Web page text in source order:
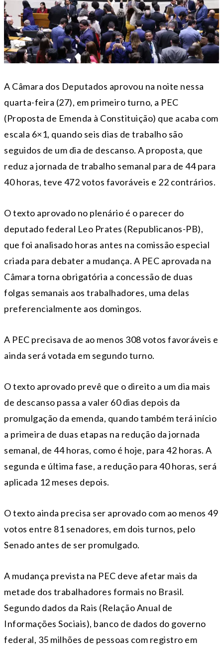
A Câmara dos Deputados aprovou na noite nessa
quarta-feira (27), em primeiro turno, a PEC
(Proposta de Emenda à Constituição) que acaba com
escala 6×1, quando seis dias de trabalho são
seguidos de um dia de descanso. A proposta, que
reduz a jornada de trabalho semanal para de 44 para
40 horas, teve 472 votos favoráveis e 22 contrários.
O texto aprovado no plenário é o parecer do
deputado federal Leo Prates (Republicanos-PB),
que foi analisado horas antes na comissão especial
criada para debater a mudança. A PEC aprovada na
Câmara torna obrigatória a concessão de duas
folgas semanais aos trabalhadores, uma delas
preferencialmente aos domingos.
A PEC precisava de ao menos 308 votos favoráveis e
ainda será votada em segundo turno.
O texto aprovado prevê que o direito a um dia mais
de descanso passa a valer 60 dias depois da
promulgação da emenda, quando também terá início
a primeira de duas etapas na redução da jornada
semanal, de 44 horas, como é hoje, para 42 horas. A
segunda e última fase, a redução para 40 horas, será
aplicada 12 meses depois.
O texto ainda precisa ser aprovado com ao menos 49
votos entre 81 senadores, em dois turnos, pelo
Senado antes de ser promulgado.
A mudança prevista na PEC deve afetar mais da
metade dos trabalhadores formais no Brasil.
Segundo dados da Rais (Relação Anual de
Informações Sociais), banco de dados do governo
federal, 35 milhões de pessoas com registro em